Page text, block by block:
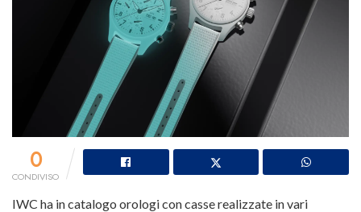
0
CONDIVISO
IWC ha in catalogo orologi con casse realizzate in vari